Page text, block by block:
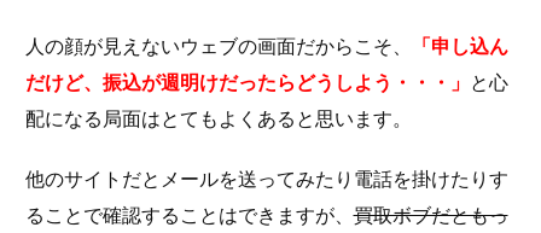
人の顔が見えないウェブの画面だからこそ、
「申し込ん
だけど、振込が週明けだったらどうしよう・・・」 と心
配になる局面はとてもよくあると思います。
他のサイトだとメールを送ってみたり電話を掛けたりす
ることで確認することはできますが、買取ボブだともっ